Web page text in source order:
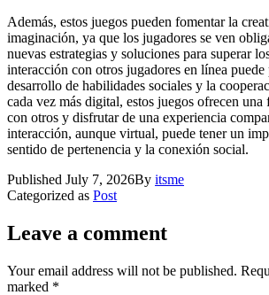
Además, estos juegos pueden fomentar la
imaginación, ya que los jugadores se ven
nuevas estrategias y soluciones para superar
interacción con otros jugadores en línea
desarrollo de habilidades sociales y la
cada vez más digital, estos juegos ofrecen una
con otros y disfrutar de una experiencia
interacción, aunque virtual, puede tener un
sentido de pertenencia y la conexión social.
Published July 7, 2026By itsme
Categorized as Post
Leave a comment
Your email address will not be published.
marked *